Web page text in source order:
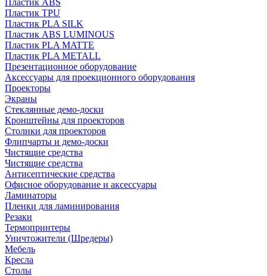
Пластик ABS
Пластик TPU
Пластик PLA SILK
Пластик ABS LUMINOUS
Пластик PLA MATTE
Пластик PLA METALL
Презентационное оборудование
Аксессуары для проекционного оборудования
Проекторы
Экраны
Стеклянные демо-доски
Кронштейны для проекторов
Столики для проекторов
Флипчарты и демо-доски
Чистящие средства
Чистящие средства
Антисептические средства
Офисное оборудование и аксессуары
Ламинаторы
Пленки для ламинирования
Резаки
Термопринтеры
Уничтожители (Шредеры)
Мебель
Кресла
Столы